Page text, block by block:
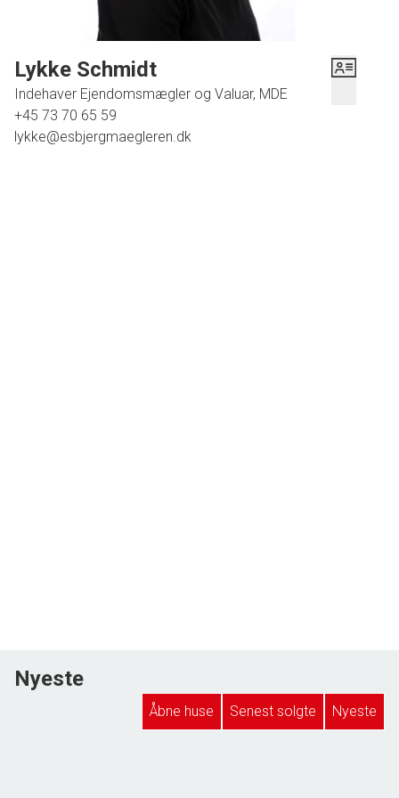
Desuden er der tilhørende god garage og tilstødende udhus
på samlet 40 m2. Og den skønneste overdækket terrasse
som er med til at forlænge sommeren.
Bestil en fremvisning af denne prisvenlige bolig.
Lykke Schmidt
Indehaver Ejendomsmægler og Valuar, MDE
+45 73 70 65 59
lykke@esbjergmaegleren.dk
Nyeste
Åbne huse Senest solgte Nyeste